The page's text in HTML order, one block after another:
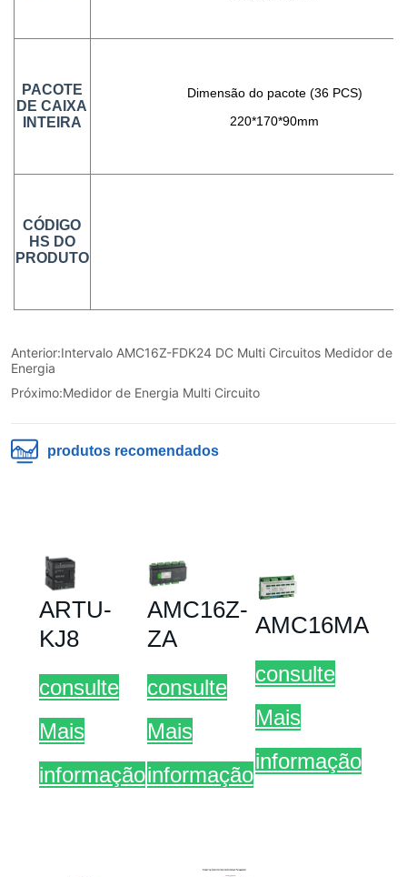
Anterior:Intervalo AMC16Z-FDK24 DC Multi Circuitos Medidor de
Energia
Próximo:Medidor de Energia Multi Circuito
produtos recomendados